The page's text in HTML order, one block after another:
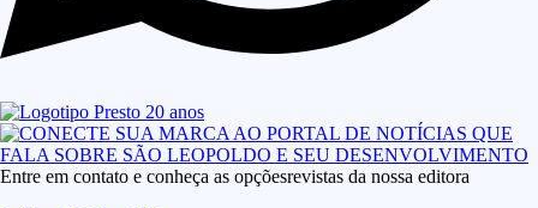
Entre em contato e conheça as opçõesrevistas da nossa editora